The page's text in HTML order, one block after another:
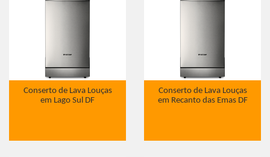
Conserto de Lava Louças
em Lago Sul DF
Conserto de Lava Louças
em Recanto das Emas DF